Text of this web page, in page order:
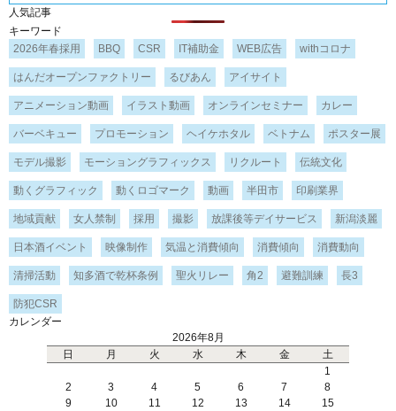
人気記事
キーワード
2026年春採用
BBQ CSR IT補助金 WEB広告 withコロナ
はんだオープンファクトリー るびあん アイサイト
アニメーション動画 イラスト動画 オンラインセミナー カレー
バーベキュー プロモーション ヘイケホタル ベトナム ポスター展
モデル撮影 モーショングラフィックス リクルート 伝統文化
動くグラフィック 動くロゴマーク 動画 半田市 印刷業界
地域貢献 女人禁制 採用 撮影 放課後等デイサービス 新潟淡麗
日本酒イベント 映像制作 気温と消費傾向 消費傾向 消費動向
清掃活動 知多酒で乾杯条例 聖火リレー 角2 避難訓練 長3
防犯CSR
カレンダー
2026年8月
日
月 火 水 木 金 土
1
2
3 4 5 6 7
8
9
10 11 12 13 14
15